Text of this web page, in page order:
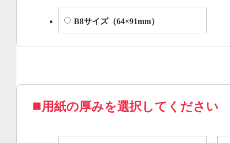
B8サイズ（64×91mm）
用紙の厚みを選択してください